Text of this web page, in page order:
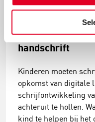
Wat staat daar?
handschrift
Kinderen moeten
opkomst van digitale
schrijfontwikkeling
achteruit te hollen.
kind te helpen bij het